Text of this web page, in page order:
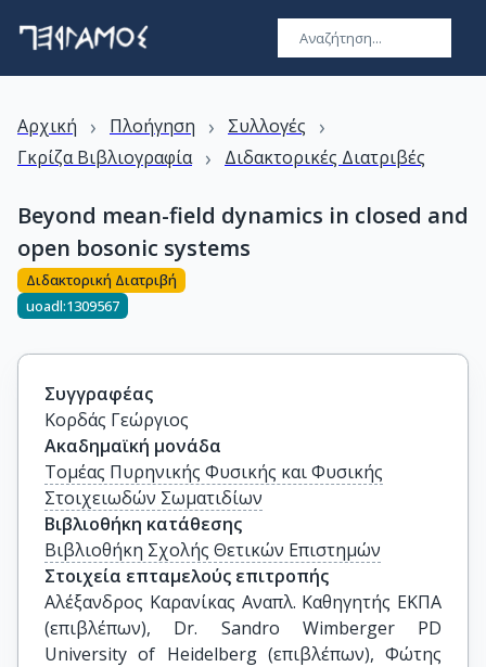
Αρχική › Πλοήγηση › Συλλογές ›
Γκρίζα Βιβλιογραφία › Διδακτορικές Διατριβές
Beyond mean-field dynamics in closed and
open bosonic systems
Διδακτορική Διατριβή
uoadl:1309567
Συγγραφέας
Κορδάς Γεώργιος
Ακαδημαϊκή μονάδα
Τομέας Πυρηνικής Φυσικής και Φυσικής
Στοιχειωδών Σωματιδίων
Βιβλιοθήκη κατάθεσης
Βιβλιοθήκη Σχολής Θετικών Επιστημών
Στοιχεία επταμελούς επιτροπής
Αλέξανδρος Καρανίκας Αναπλ. Καθηγητής ΕΚΠΑ
(επιβλέπων), Dr. Sandro Wimberger PD
University of Heidelberg (επιβλέπων), Φώτης